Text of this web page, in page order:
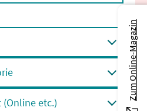
etc.)
Zum Online-Magazin